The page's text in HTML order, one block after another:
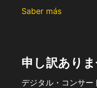
Saber más
申し訳あり
デジタル・コンサー